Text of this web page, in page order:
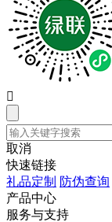

取消
快速链接
礼品定制 防伪查询
产品中心
服务与支持